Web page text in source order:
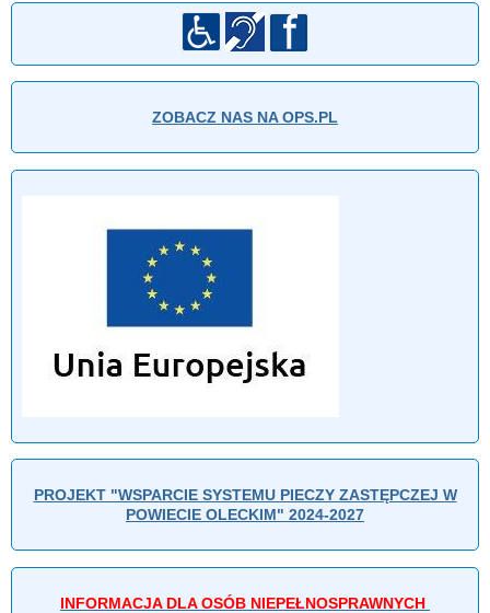
ZOBACZ NAS NA OPS.PL
PROJEKT "WSPARCIE SYSTEMU PIECZY ZASTĘPCZEJ W
POWIECIE OLECKIM" 2024-2027
INFORMACJA DLA OSÓB NIEPEŁNOSPRAWNYCH